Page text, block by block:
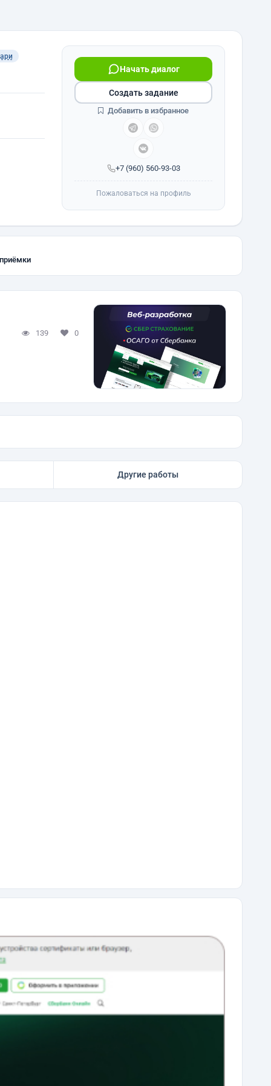
+7 (960) 560-93-03
Начать диалог
Создать задание
Добавить в избранное
Пожаловаться на профиль
139 0
Другие работы